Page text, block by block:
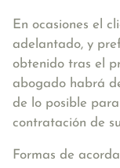
En ocasiones el
adelantado, y
obtenido tras el
abogado habrá
de lo posible
contratación de
Formas de